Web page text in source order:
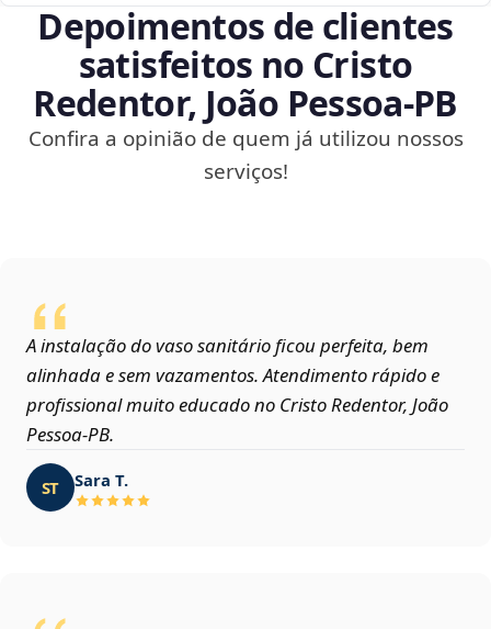
Depoimentos de clientes
satisfeitos no Cristo
Redentor, João Pessoa‑PB
Confira a opinião de quem já utilizou nossos
serviços!
A instalação do vaso sanitário ficou perfeita, bem
alinhada e sem vazamentos. Atendimento rápido e
profissional muito educado no Cristo Redentor, João
Pessoa‑PB.
ST Sara T.